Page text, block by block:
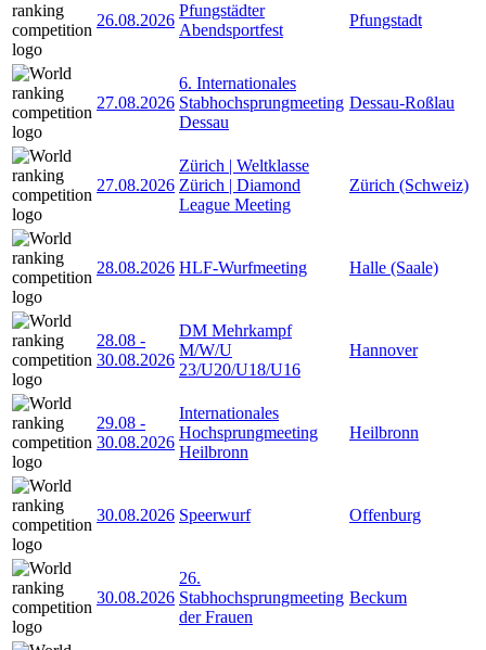
26.08.2026
Pfungstädter
Abendsportfest
Pfungstadt
27.08.2026
6. Internationales
Stabhochsprungmeeting
Dessau
Dessau-Roßlau
27.08.2026
Zürich | Weltklasse
Zürich | Diamond
League Meeting
Zürich (Schweiz)
28.08.2026 HLF-Wurfmeeting Halle (Saale)
28.08 -
30.08.2026
DM Mehrkampf
M/W/U
23/U20/U18/U16
Hannover
29.08 -
30.08.2026
Internationales
Hochsprungmeeting
Heilbronn
Heilbronn
30.08.2026 Speerwurf Offenburg
30.08.2026
26.
Stabhochsprungmeeting
der Frauen
Beckum